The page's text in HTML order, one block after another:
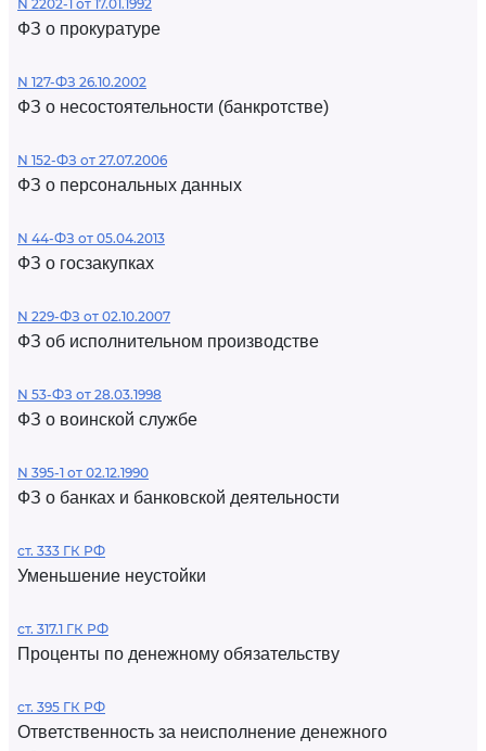
N 2202-1 от 17.01.1992
ФЗ о прокуратуре
N 127-ФЗ 26.10.2002
ФЗ о несостоятельности (банкротстве)
N 152-ФЗ от 27.07.2006
ФЗ о персональных данных
N 44-ФЗ от 05.04.2013
ФЗ о госзакупках
N 229-ФЗ от 02.10.2007
ФЗ об исполнительном производстве
N 53-ФЗ от 28.03.1998
ФЗ о воинской службе
N 395-1 от 02.12.1990
ФЗ о банках и банковской деятельности
ст. 333 ГК РФ
Уменьшение неустойки
ст. 317.1 ГК РФ
Проценты по денежному обязательству
ст. 395 ГК РФ
Ответственность за неисполнение денежного